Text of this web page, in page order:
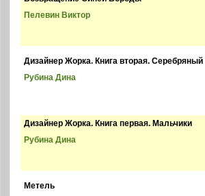
Пелевин Виктор
Дизайнер Жорка. Книга вторая. Серебряный
Рубина Дина
Дизайнер Жорка. Книга первая. Мальчики
Рубина Дина
Метель